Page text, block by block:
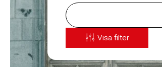
Visa filter